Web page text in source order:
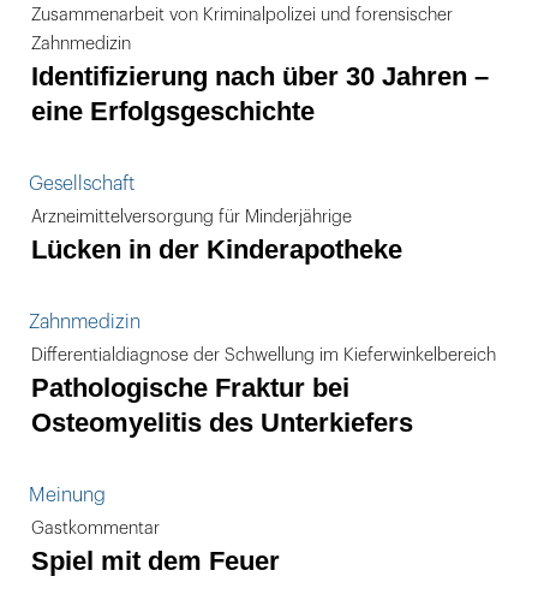
Zusammenarbeit von Kriminalpolizei und forensischer
Zahnmedizin
Identifizierung nach über 30 Jahren –
eine Erfolgsgeschichte
Gesellschaft
Arzneimittelversorgung für Minderjährige
Lücken in der Kinderapotheke
Zahnmedizin
Differentialdiagnose der Schwellung im Kieferwinkelbereich
Pathologische Fraktur bei
Osteomyelitis des Unterkiefers
Meinung
Gastkommentar
Spiel mit dem Feuer